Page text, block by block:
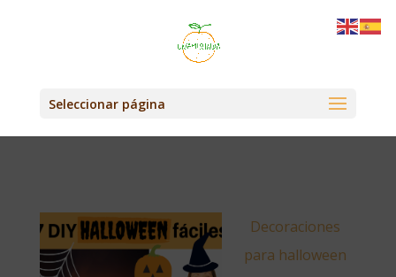
Seleccionar página
Decoraciones
para halloween